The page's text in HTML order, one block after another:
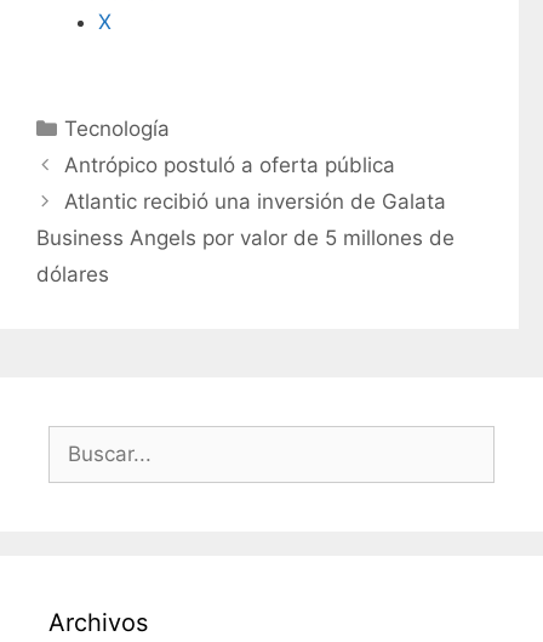
X
C
a
e
g
o
Tecnología
Antrópico postuló a oferta pública
Atlantic recibió una inversión de Galata
Business Angels por valor de 5 millones de
dólares
:
Archivos